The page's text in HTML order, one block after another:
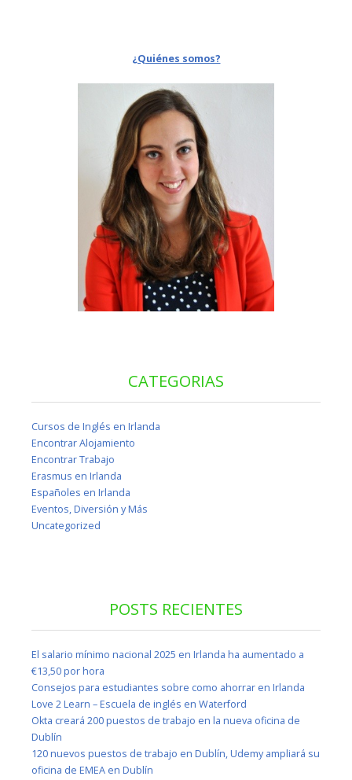
¿Quiénes somos?
CATEGORIAS
Cursos de Inglés en Irlanda
Encontrar Alojamiento
Encontrar Trabajo
Erasmus en Irlanda
Españoles en Irlanda
Eventos, Diversión y Más
Uncategorized
POSTS RECIENTES
El salario mínimo nacional 2025 en Irlanda ha aumentado a
€13,50 por hora
Consejos para estudiantes sobre como ahorrar en Irlanda
Love 2 Learn – Escuela de inglés en Waterford
Okta creará 200 puestos de trabajo en la nueva oficina de
Dublín
120 nuevos puestos de trabajo en Dublín, Udemy ampliará su
oficina de EMEA en Dublín